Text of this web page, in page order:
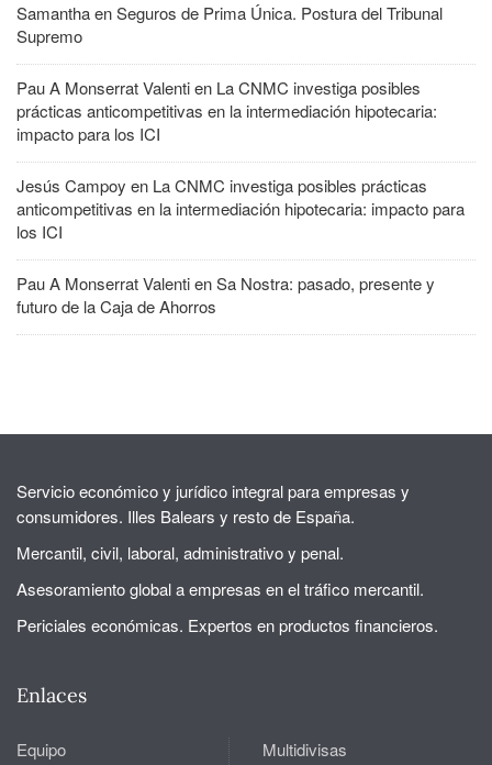
SamanthaenSeguros de Prima Única. Postura del Tribunal
Supremo
Pau A Monserrat Valentien La CNMC investiga posibles
prácticas anticompetitivas en la intermediación hipotecaria:
impacto para los ICI
Jesús Campoy en La CNMC investiga posibles prácticas
anticompetitivas en la intermediación hipotecaria: impacto para
los ICI
Pau A Monserrat ValentienSa Nostra: pasado, presente y
futuro de la Caja de Ahorros
Servicio económico y jurídico integral para empresas y
consumidores. Illes Balears y resto de España.
Mercantil, civil, laboral, administrativo y penal.
Asesoramiento global a empresas en el tráfico mercantil.
Periciales económicas. Expertos en productos financieros.
Enlaces
Equipo
Multidivisas